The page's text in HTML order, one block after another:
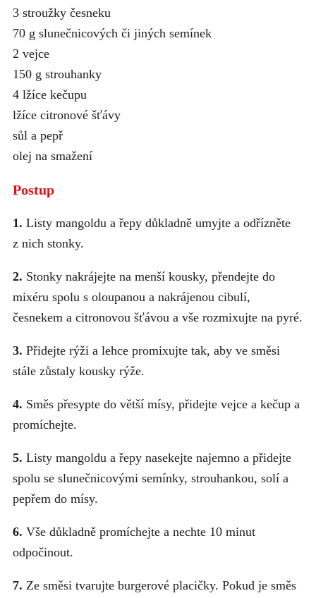
3 stroužky česneku
70 g slunečnicových či jiných semínek
2 vejce
150 g strouhanky
4 lžíce kečupu
lžíce citronové šťávy
sůl a pepř
olej na smažení
Postup
1. Listy mangoldu a řepy důkladně umyjte a odřízněte
z nich stonky.
2. Stonky nakrájejte na menší kousky, přendejte do
mixéru spolu s oloupanou a nakrájenou cibulí,
česnekem a citronovou šťávou a vše rozmixujte na pyré.
3. Přidejte rýži a lehce promixujte tak, aby ve směsi
stále zůstaly kousky rýže.
4. Směs přesypte do větší mísy, přidejte vejce a kečup a
promíchejte.
5. Listy mangoldu a řepy nasekejte najemno a přidejte
spolu se slunečnicovými semínky, strouhankou, solí a
pepřem do mísy.
6. Vše důkladně promíchejte a nechte 10 minut
odpočinout.
7. Ze směsi tvarujte burgerové placičky. Pokud je směs